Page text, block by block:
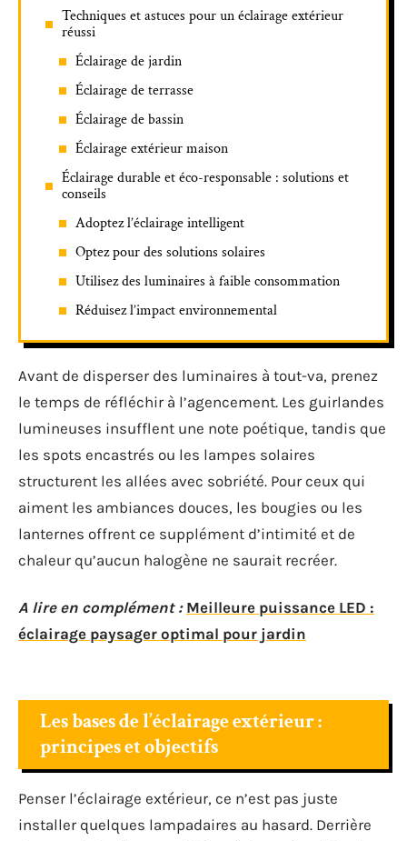
Techniques et astuces pour un éclairage extérieur
réussi
Éclairage de jardin
Éclairage de terrasse
Éclairage de bassin
Éclairage extérieur maison
Éclairage durable et éco-responsable : solutions et
conseils
Adoptez l’éclairage intelligent
Optez pour des solutions solaires
Utilisez des luminaires à faible consommation
Réduisez l’impact environnemental
Avant de disperser des luminaires à tout-va, prenez
le temps de réfléchir à l’agencement. Les guirlandes
lumineuses insufflent une note poétique, tandis que
les spots encastrés ou les lampes solaires
structurent les allées avec sobriété. Pour ceux qui
aiment les ambiances douces, les bougies ou les
lanternes offrent ce supplément d’intimité et de
chaleur qu’aucun halogène ne saurait recréer.
A lire en complément : Meilleure puissance LED :
éclairage paysager optimal pour jardin
Les bases de l’éclairage extérieur :
principes et objectifs
Penser l’éclairage extérieur, ce n’est pas juste
installer quelques lampadaires au hasard. Derrière